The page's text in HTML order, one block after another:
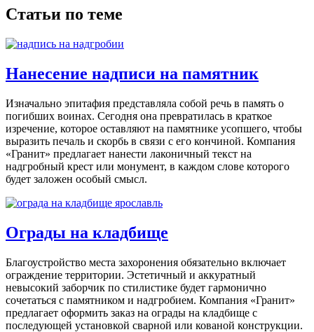
Статьи по теме
Нанесение надписи на памятник
Изначально эпитафия представляла собой речь в память о
погибших воинах. Сегодня она превратилась в краткое
изречение, которое оставляют на памятнике усопшего, чтобы
выразить печаль и скорбь в связи с его кончиной. Компания
«Гранит» предлагает нанести лаконичный текст на
надгробный крест или монумент, в каждом слове которого
будет заложен особый смысл.
Ограды на кладбище
Благоустройство места захоронения обязательно включает
ограждение территории. Эстетичный и аккуратный
невысокий заборчик по стилистике будет гармонично
сочетаться с памятником и надгробием. Компания «Гранит»
предлагает оформить заказ на ограды на кладбище с
последующей установкой сварной или кованой конструкции.